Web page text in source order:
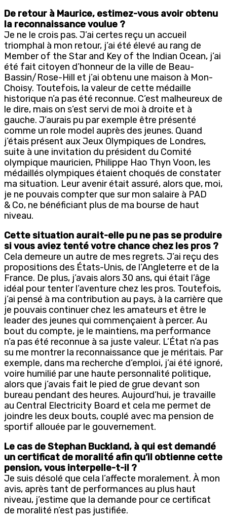
De retour à Maurice, estimez-vous avoir obtenu
la reconnaissance voulue ?
Je ne le crois pas. J’ai certes reçu un accueil
triomphal à mon retour, j’ai été élevé au rang de
Member of the Star and Key of the Indian Ocean, j’ai
été fait citoyen d’honneur de la ville de Beau-
Bassin/Rose-Hill et j’ai obtenu une maison à Mon-
Choisy. Toutefois, la valeur de cette médaille
historique n’a pas été reconnue. C’est malheureux de
le dire, mais on s’est servi de moi à droite et à
gauche. J’aurais pu par exemple être présenté
comme un role model auprès des jeunes. Quand
j’étais présent aux Jeux Olympiques de Londres,
suite à une invitation du président du Comité
olympique mauricien, Philippe Hao Thyn Voon, les
médaillés olympiques étaient choqués de constater
ma situation. Leur avenir était assuré, alors que, moi,
je ne pouvais compter que sur mon salaire à PAD
& Co, ne bénéficiant plus de ma bourse de haut
niveau.
Cette situation aurait-elle pu ne pas se produire
si vous aviez tenté votre chance chez les pros ?
Cela demeure un autre de mes regrets. J’ai reçu des
propositions des États-Unis, de l’Angleterre et de la
France. De plus, j’avais alors 30 ans, qui était l’âge
idéal pour tenter l’aventure chez les pros. Toutefois,
j’ai pensé à ma contribution au pays, à la carrière que
je pouvais continuer chez les amateurs et être le
leader des jeunes qui commençaient à percer. Au
bout du compte, je le maintiens, ma performance
n’a pas été reconnue à sa juste valeur. L’État n’a pas
su me montrer la reconnaissance que je méritais. Par
exemple, dans ma recherche d’emploi, j’ai été ignoré,
voire humilié par une haute personnalité politique,
alors que j’avais fait le pied de grue devant son
bureau pendant des heures. Aujourd’hui, je travaille
au Central Electricity Board et cela me permet de
joindre les deux bouts, couplé avec ma pension de
sportif allouée par le gouvernement.
Le cas de Stephan Buckland, à qui est demandé
un certificat de moralité afin qu’il obtienne cette
pension, vous interpelle-t-il ?
Je suis désolé que cela l’affecte moralement. À mon
avis, après tant de performances au plus haut
niveau, j’estime que la demande pour ce certificat
de moralité n’est pas justifiée.